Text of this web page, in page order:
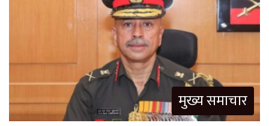
मुख्य समाचार